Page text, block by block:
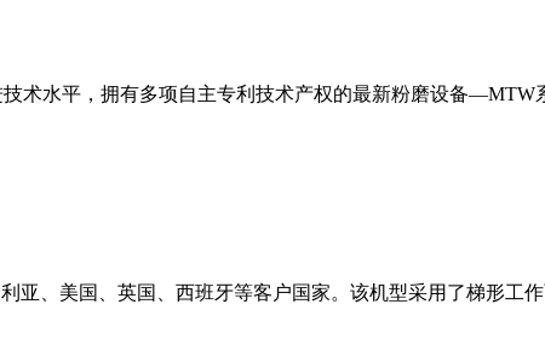
术水平，拥有多项自主专利技术产权的最新粉磨设备
亚、美国、英国、西班牙等客户国家。该机型采用了梯形工